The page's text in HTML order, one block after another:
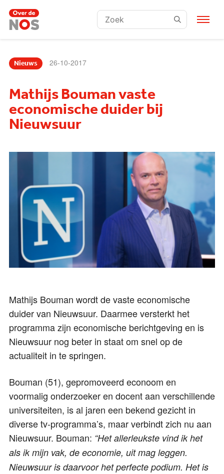
Zoeken:
Nieuws 26-10-2017
Mathijs Bouman vaste
economische duider bij
Nieuwsuur
Mathijs Bouman wordt de vaste economische
duider van Nieuwsuur. Daarmee versterkt het
programma zijn economische berichtgeving en is
Nieuwsuur nog beter in staat om snel op de
actualiteit in te springen.
Bouman (51), gepromoveerd econoom en
voormalig onderzoeker en docent aan verschillende
universiteiten, is al jaren een bekend gezicht in
diverse tv-programma’s, maar verbindt zich nu aan
Nieuwsuur. Bouman: “Het allerleukste vind ik het
als ik mijn vak, de economie, uit mag leggen.
Nieuwsuur is daarvoor het perfecte podium. Het is